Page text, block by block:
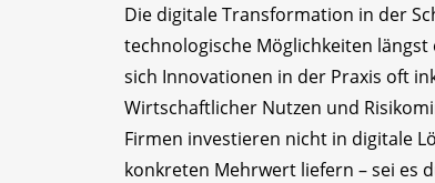
Die digitale Transformation in der
technologische Möglichkeiten
sich Innovationen in der Praxis oft
Wirtschaftlicher Nutzen und
Firmen investieren nicht in digitale
konkreten Mehrwert liefern – sei es